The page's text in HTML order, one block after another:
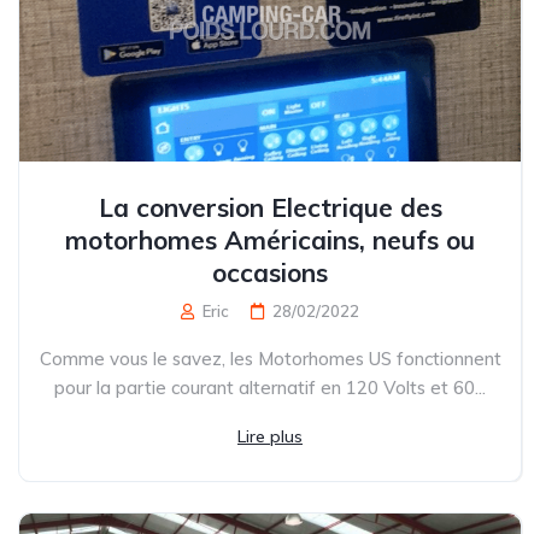
La conversion Electrique des
motorhomes Américains, neufs ou
occasions
Eric 28/02/2022
Comme vous le savez, les Motorhomes US fonctionnent
pour la partie courant alternatif en 120 Volts et 60...
Lire plus